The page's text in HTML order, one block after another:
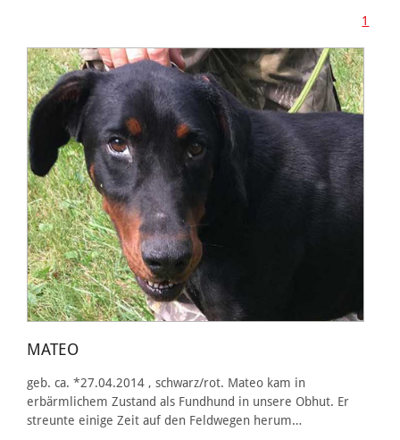
1
MATEO
geb. ca. *27.04.2014 , schwarz/rot. Mateo kam in
erbärmlichem Zustand als Fundhund in unsere Obhut. Er
streunte einige Zeit auf den Feldwegen herum…